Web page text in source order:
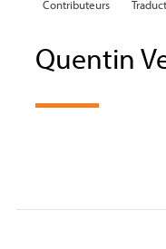
Contributeurs
Quentin